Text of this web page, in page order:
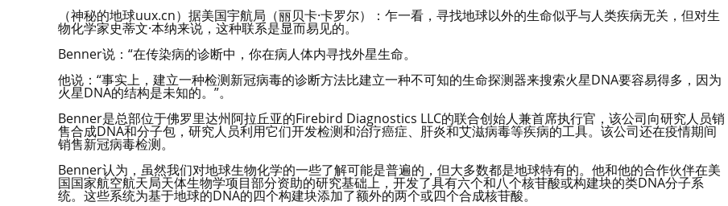
（神秘的地球uux.cn）据美国宇航局（丽贝卡·卡罗尔）：乍一看，寻找地球以外的生命似乎与人类疾病无关，但对生
物化学家史蒂文·本纳来说，这种联系是显而易见的。
Benner说：“在传染病的诊断中，你在病人体内寻找外星生命。
他说：“事实上，建立一种检测新冠病毒的诊断方法比建立一种不可知的生命探测器来搜索火星DNA要容易得多，因为
火星DNA的结构是未知的。”。
Benner是总部位于佛罗里达州阿拉丘亚的Firebird Diagnostics LLC的联合创始人兼首席执行官，该公司向研究人员销
售合成DNA和分子包，研究人员利用它们开发检测和治疗癌症、肝炎和艾滋病毒等疾病的工具。该公司还在疫情期间
销售新冠病毒检测。
Benner认为，虽然我们对地球生物化学的一些了解可能是普遍的，但大多数都是地球特有的。他和他的合作伙伴在美
国国家航空航天局天体生物学项目部分资助的研究基础上，开发了具有六个和八个核苷酸或构建块的类DNA分子系
统。这些系统为基于地球的DNA的四个构建块添加了额外的两个或四个合成核苷酸。